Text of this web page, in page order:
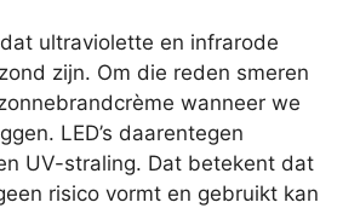
ultraviolette en infrarode
zijn. Om die reden smeren
wanneer we
LED’s daarentegen
UV-straling. Dat betekent dat
risico vormt en gebruikt kan